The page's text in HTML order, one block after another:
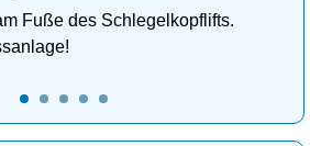
Fuße des Schlegelkopflifts.